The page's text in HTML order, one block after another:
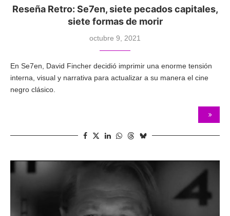
Reseña Retro: Se7en, siete pecados capitales,
siete formas de morir
octubre 9, 2021
En Se7en, David Fincher decidió imprimir una enorme tensión
interna, visual y narrativa para actualizar a su manera el cine
negro clásico.